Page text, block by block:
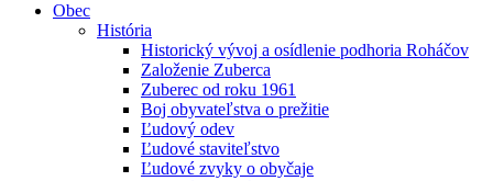
Obec
História
Historický vývoj a osídlenie podhoria Roháčov
Založenie Zuberca
Zuberec od roku 1961
Boj obyvateľstva o prežitie
Ľudový odev
Ľudové staviteľstvo
Ľudové zvyky o obyčaje